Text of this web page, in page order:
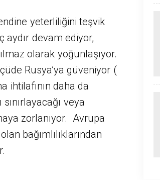
yeterliliğini teşvik
aydır devam ediyor,
olarak yoğunlaşıyor.
Rusya’ya güveniyor (
ihtilafının daha da
veya
zorlanıyor. Avrupa
bağımlılıklarından